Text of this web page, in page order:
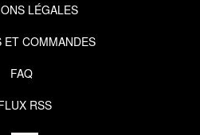
LÉGALES
ET COMMANDES
FAQ
RSS